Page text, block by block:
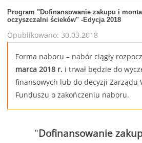
Program "Dofinansowanie zakupu i
oczyszczalni ścieków" -Edycja 2018
Opublikowano: 30.03.2018
Forma naboru – nabór ciągły
marca 2018 r.i trwał będzie do
finansowych lub do decyzji Zarządu
Funduszu o zakończeniu naboru.
"Dofinansowanie